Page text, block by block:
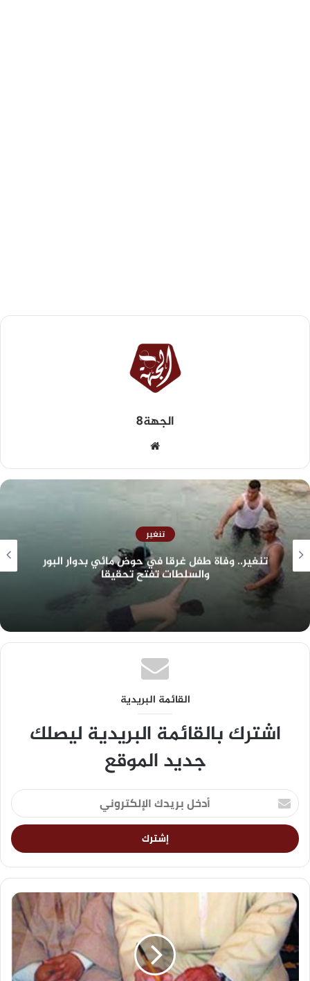
الجهة8
تنغير
تنغير.. وفاة طفل غرقا في حوض مائي بدوار البور
والسلطات تفتح تحقيقا
القائمة البريدية
اشترك بالقائمة البريدية ليصلك
جديد الموقع